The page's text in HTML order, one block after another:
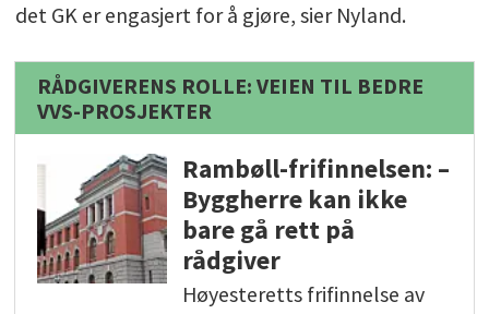
det GK er engasjert for å gjøre, sier Nyland.
RÅDGIVERENS ROLLE: VEIEN TIL BEDRE
VVS-PROSJEKTER
Rambøll-frifinnelsen: –
Byggherre kan ikke
bare gå rett på
rådgiver
Høyesteretts frifinnelse av